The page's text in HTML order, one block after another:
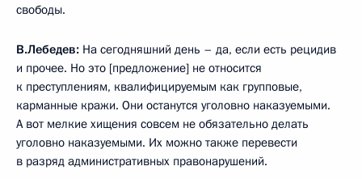
свободы.
В.Лебедев: На сегодняшний день – да, если есть рецидив
и прочее. Но это [предложение] не относится
к преступлениям, квалифицируемым как групповые,
карманные кражи. Они останутся уголовно наказуемыми.
А вот мелкие хищения совсем не обязательно делать
уголовно наказуемыми. Их можно также перевести
в разряд административных правонарушений.